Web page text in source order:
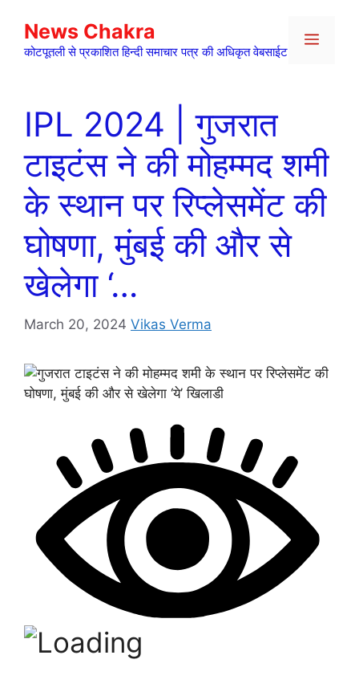
content
News Chakra
कोटपूतली से प्रकाशित हिन्दी समाचार पत्र की अधिकृत वेबसाईट
Menu
IPL 2024 | गुजरात
टाइटंस ने की मोहम्मद शमी
के स्थान पर रिप्लेसमेंट की
घोषणा, मुंबई की और से
खेलेगा ‘…
March 20, 2024 Vikas Verma